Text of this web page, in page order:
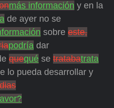
más información y en la
de ayer no se
sobre este,
podría dar
quequé se tratabatrata
lo pueda desarrollar y
dias